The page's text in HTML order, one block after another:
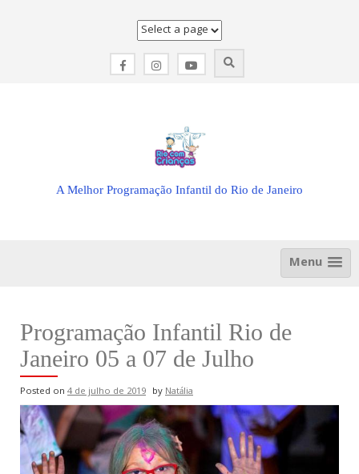
A Melhor Programação Infantil do Rio de Janeiro
Menu
Programação Infantil Rio de
Janeiro 05 a 07 de Julho
Posted on 4 de julho de 2019 byNatália